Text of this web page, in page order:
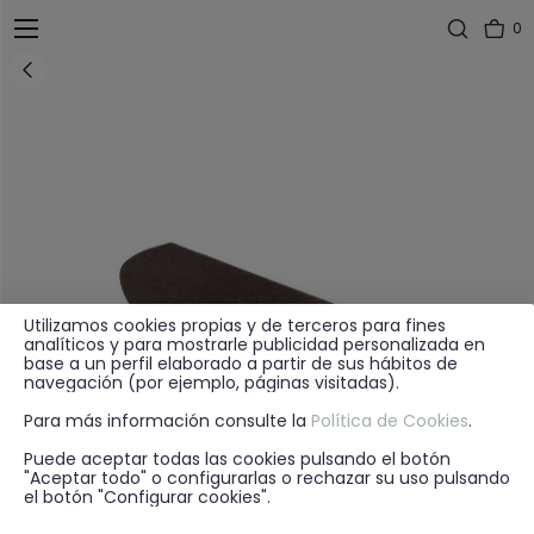
0
Utilizamos cookies propias y de terceros para fines
analíticos y para mostrarle publicidad personalizada en
base a un perfil elaborado a partir de sus hábitos de
navegación (por ejemplo, páginas visitadas).
Para más información consulte la Política de Cookies.
Puede aceptar todas las cookies pulsando el botón
"Aceptar todo" o configurarlas o rechazar su uso pulsando
el botón "Configurar cookies".